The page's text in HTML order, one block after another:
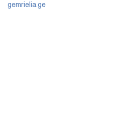
gemrielia.ge